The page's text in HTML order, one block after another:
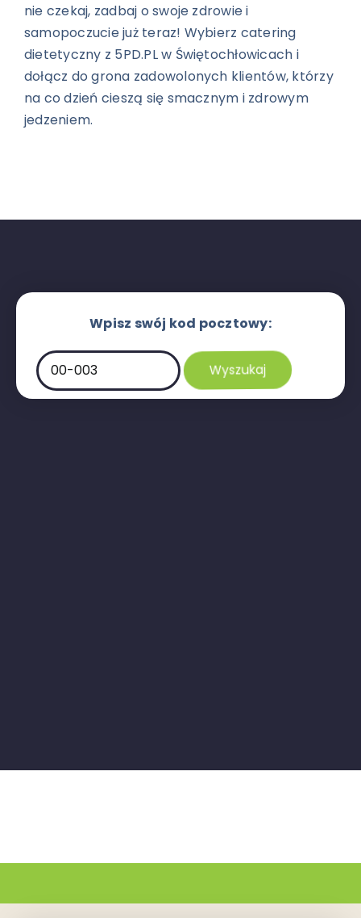
nie czekaj, zadbaj o swoje zdrowie i
samopoczucie już teraz! Wybierz catering
dietetyczny z 5PD.PL w Świętochłowicach i
dołącz do grona zadowolonych klientów, którzy
na co dzień cieszą się smacznym i zdrowym
jedzeniem.
Wpisz swój kod pocztowy: